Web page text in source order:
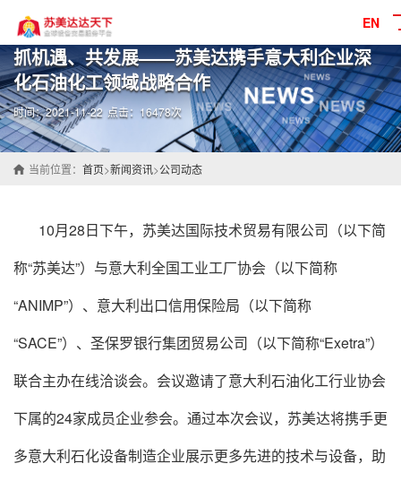
EN
抓机遇、共发展——苏美达携手意大利企业深
化石油化工领域战略合作
时间：2021-11-22 点击：16478次
当前位置： 首页>新闻资讯>公司动态
10月28日下午，苏美达国际技术贸易有限公司（以下简
称“苏美达”）与意大利全国工业工厂协会（以下简称
“ANIMP”）、意大利出口信用保险局（以下简称
“SACE”）、圣保罗银行集团贸易公司（以下简称“Exetra”）
联合主办在线洽谈会。会议邀请了意大利石油化工行业协会
下属的24家成员企业参会。通过本次会议，苏美达将携手更
多意大利石化设备制造企业展示更多先进的技术与设备，助